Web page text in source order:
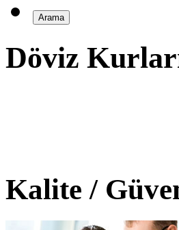
Döviz
Kalite /